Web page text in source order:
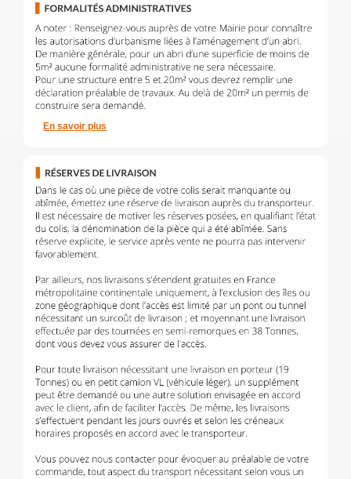
En savoir plus